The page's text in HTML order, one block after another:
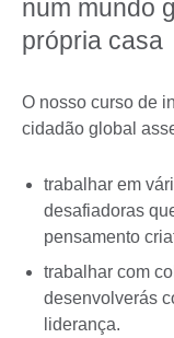
num mundo
própria casa
O nosso curso de
cidadão global
trabalhar em
desafiadoras
pensamento
trabalhar com
desenvolverás
liderança.